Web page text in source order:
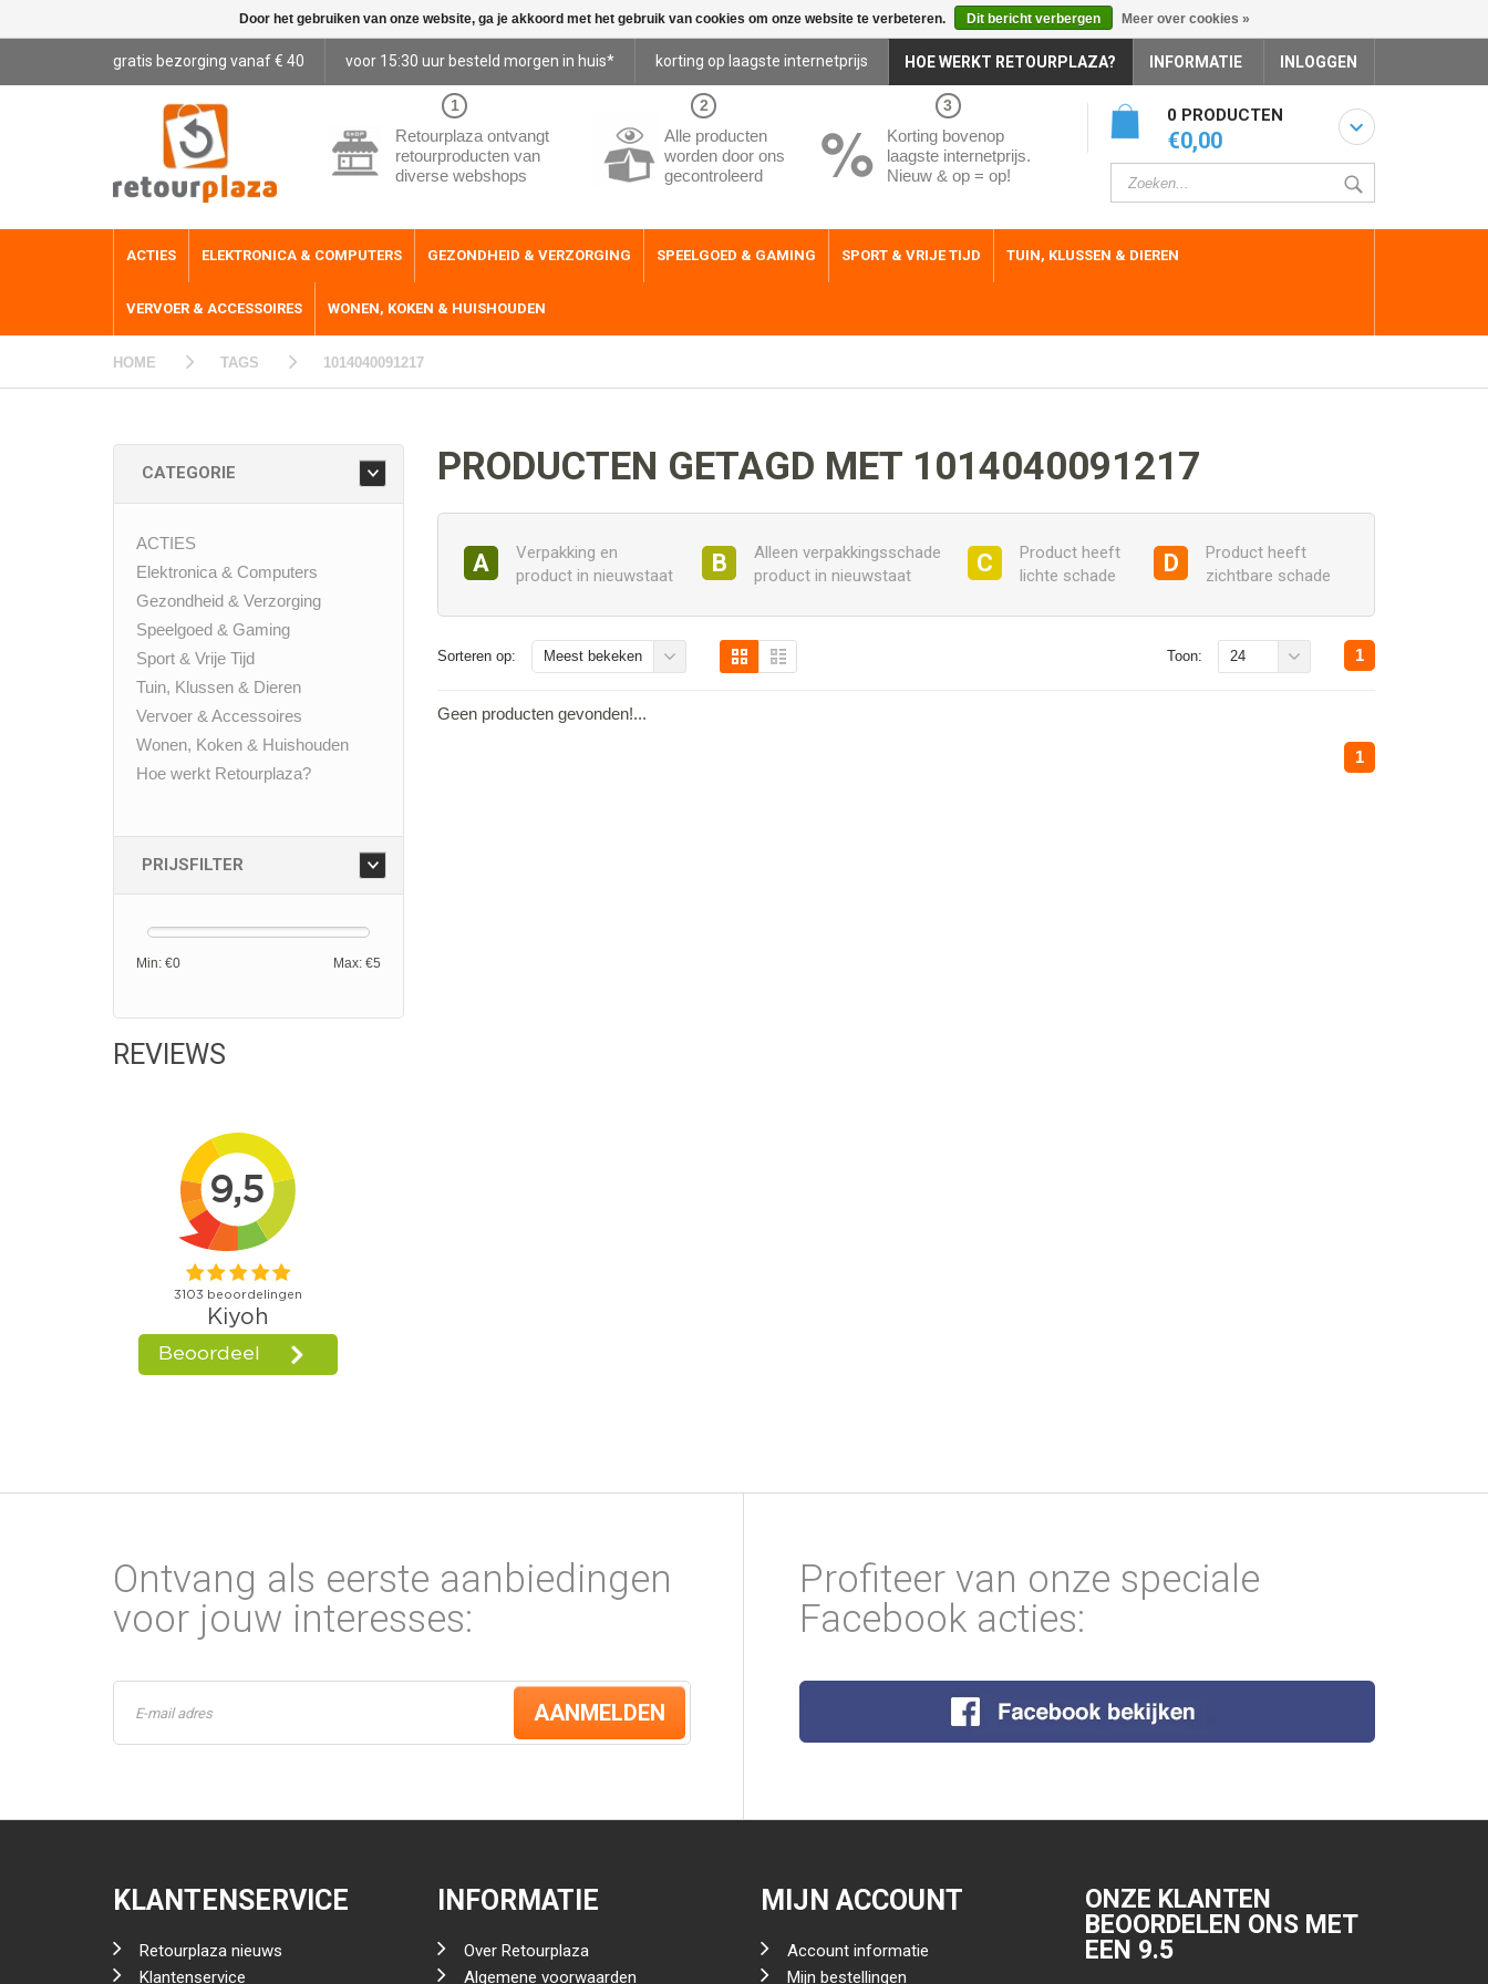
gratis bezorging vanaf € 40 voor 15:30 uur besteld morgen in huis* korting op laagste internetprijs HOE WERKT RETOURPLAZA? INFORMATIE INLOGGEN
1
Retourplaza ontvangt
retourproducten van
diverse webshops
2
Alle producten
worden door ons
gecontroleerd
3
Korting bovenop
laagste internetprijs.
Nieuw & op = op!
0 PRODUCTEN
€0,00
ACTIES ELEKTRONICA & COMPUTERS GEZONDHEID & VERZORGING SPEELGOED & GAMING SPORT & VRIJE TIJD TUIN, KLUSSEN & DIEREN
VERVOER & ACCESSOIRES WONEN, KOKEN & HUISHOUDEN
HOME TAGS 1014040091217
CATEGORIE
ACTIES
Elektronica & Computers
Gezondheid & Verzorging
Speelgoed & Gaming
Sport & Vrije Tijd
Tuin, Klussen & Dieren
Vervoer & Accessoires
Wonen, Koken & Huishouden
Hoe werkt Retourplaza?
PRIJSFILTER
Min: €0 Max: €5
REVIEWS
PRODUCTEN GETAGD MET 1014040091217
A
Verpakking en
product in nieuwstaat
B
Alleen verpakkingsschade
product in nieuwstaat
C
Product heeft
lichte schade
D
Product heeft
zichtbare schade
Sorteren op: Meest bekeken 1
Toon: 24
Geen producten gevonden!...
1
Ontvang als eerste aanbiedingen
voor jouw interesses:
AANMELDEN
Profiteer van onze speciale
Facebook acties:
KLANTENSERVICE
Retourplaza nieuws
Klantenservice
INFORMATIE
Over Retourplaza
Algemene voorwaarden
MIJN ACCOUNT
Account informatie
Mijn bestellingen
ONZE KLANTEN
BEOORDELEN ONS MET
EEN 9.5
Door het gebruiken van onze website, ga je akkoord met het gebruik van cookies om onze website te verbeteren. Dit bericht verbergen Meer over cookies »